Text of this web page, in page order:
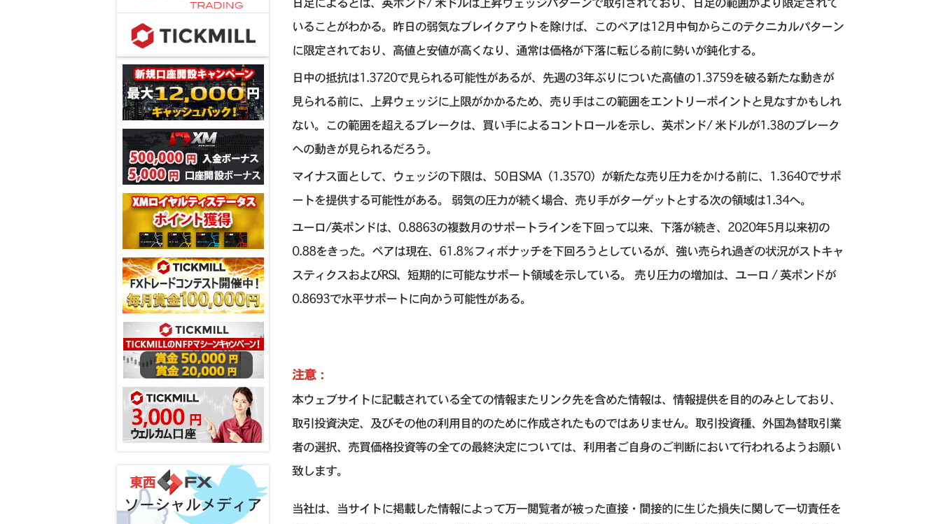
ソーシャルメディア
いることがわかる。昨日の弱気なブレイクアウトを除けば、このペアは12月中旬からこのテクニカルパターン
に限定されており、高値と安値が高くなり、通常は価格が下落に転じる前に勢いが鈍化する。
日中の抵抗は1.3720で見られる可能性があるが、先週の3年ぶりについた高値の1.3759を破る新たな動きが
見られる前に、上昇ウェッジに上限がかかるため、売り手はこの範囲をエントリーポイントと見なすかもしれ
ない。この範囲を超えるブレークは、買い手によるコントロールを示し、英ポンド/ 米ドルが1.38のブレーク
への動きが見られるだろう。
マイナス面として、ウェッジの下限は、50日SMA（1.3570）が新たな売り圧力をかける前に、1.3640でサポ
ートを提供する可能性がある。 弱気の圧力が続く場合、売り手がターゲットとする次の領域は1.34へ。
ユーロ/英ポンドは、0.8863の複数月のサポートラインを下回って以来、下落が続き、2020年5月以来初の
0.88をきった。ペアは現在、61.8％フィボナッチを下回ろうとしているが、強い売られ過ぎの状況がストキャ
スティクスおよびRSI、短期的に可能なサポート領域を示している。 売り圧力の増加は、ユーロ / 英ポンドが
0.8693で水平サポートに向かう可能性がある。
注意：
本ウェブサイトに記載されている全ての情報またリンク先を含めた情報は、情報提供を目的のみとしており、
取引投資決定、及びその他の利用目的のために作成されたものではありません。取引投資種、外国為替取引業
者の選択、売買価格投資等の全ての最終決定については、利用者ご自身のご判断において行われるようお願い
致します。
当社は、当サイトに掲載した情報によって万一閲覧者が被った直接・間接的に生じた損失に関して一切責任を